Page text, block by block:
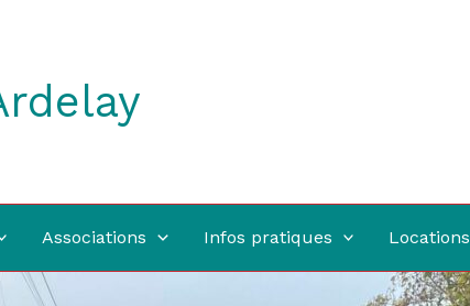
Associations Infos pratiques Locations